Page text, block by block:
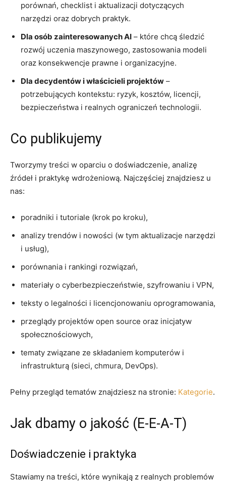
porównań, checklist i aktualizacji dotyczących
narzędzi oraz dobrych praktyk.
Dla osób zainteresowanych AI – które chcą śledzić
rozwój uczenia maszynowego, zastosowania modeli
oraz konsekwencje prawne i organizacyjne.
Dla decydentów i właścicieli projektów –
potrzebujących kontekstu: ryzyk, kosztów, licencji,
bezpieczeństwa i realnych ograniczeń technologii.
Co publikujemy
Tworzymy treści w oparciu o doświadczenie, analizę
źródeł i praktykę wdrożeniową. Najczęściej znajdziesz u
nas:
poradniki i tutoriale (krok po kroku),
analizy trendów i nowości (w tym aktualizacje narzędzi
i usług),
porównania i rankingi rozwiązań,
materiały o cyberbezpieczeństwie, szyfrowaniu i VPN,
teksty o legalności i licencjonowaniu oprogramowania,
przeglądy projektów open source oraz inicjatyw
społecznościowych,
tematy związane ze składaniem komputerów i
infrastrukturą (sieci, chmura, DevOps).
Pełny przegląd tematów znajdziesz na stronie: Kategorie.
Jak dbamy o jakość (E‑E‑A‑T)
Doświadczenie i praktyka
Stawiamy na treści, które wynikają z realnych problemów